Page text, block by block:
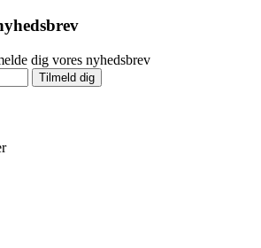
dig vores nyhedsbrev
Tilmeld dig